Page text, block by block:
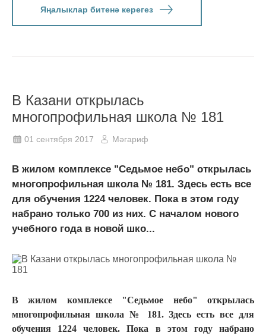
Яңалыклар битенә керегез
В Казани открылась
многопрофильная школа № 181
01 сентября 2017 Мәгариф
В жилом комплексе "Седьмое небо" открылась
многопрофильная школа № 181. Здесь есть все
для обучения 1224 человек. Пока в этом году
набрано только 700 из них. С началом нового
учебного года в новой шко...
В жилом комплексе "Седьмое небо" открылась
многопрофильная школа № 181. Здесь есть все для
обучения 1224 человек. Пока в этом году набрано